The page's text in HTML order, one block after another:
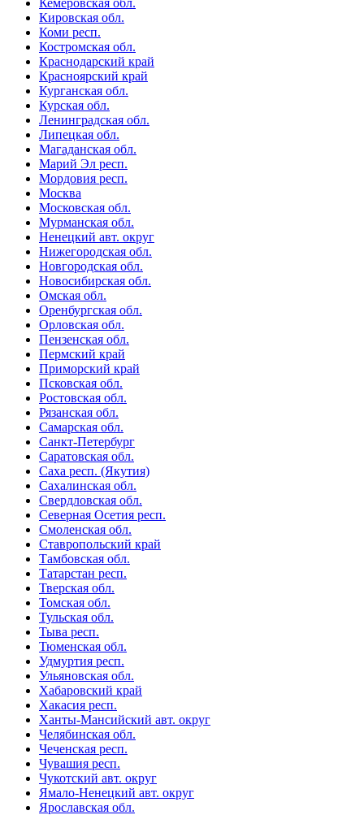
Кировская обл.
Коми респ.
Костромская обл.
Краснодарский край
Красноярский край
Курганская обл.
Курская обл.
Ленинградская обл.
Липецкая обл.
Магаданская обл.
Марий Эл респ.
Мордовия респ.
Москва
Московская обл.
Мурманская обл.
Ненецкий авт. округ
Нижегородская обл.
Новгородская обл.
Новосибирская обл.
Омская обл.
Оренбургская обл.
Орловская обл.
Пензенская обл.
Пермский край
Приморский край
Псковская обл.
Ростовская обл.
Рязанская обл.
Самарская обл.
Санкт-Петербург
Саратовская обл.
Саха респ. (Якутия)
Сахалинская обл.
Свердловская обл.
Северная Осетия респ.
Смоленская обл.
Ставропольский край
Тамбовская обл.
Татарстан респ.
Тверская обл.
Томская обл.
Тульская обл.
Тыва респ.
Тюменская обл.
Удмуртия респ.
Ульяновская обл.
Хабаровский край
Хакасия респ.
Ханты-Мансийский авт. округ
Челябинская обл.
Чеченская респ.
Чувашия респ.
Чукотский авт. округ
Ямало-Ненецкий авт. округ
Ярославская обл.